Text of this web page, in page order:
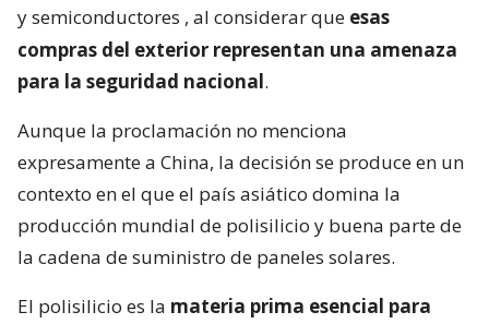
y semiconductores , al considerar que esas
compras del exterior representan una amenaza
para la seguridad nacional.
Aunque la proclamación no menciona
expresamente a China, la decisión se produce en un
contexto en el que el país asiático domina la
producción mundial de polisilicio y buena parte de
la cadena de suministro de paneles solares.
El polisilicio es la materia prima esencial para